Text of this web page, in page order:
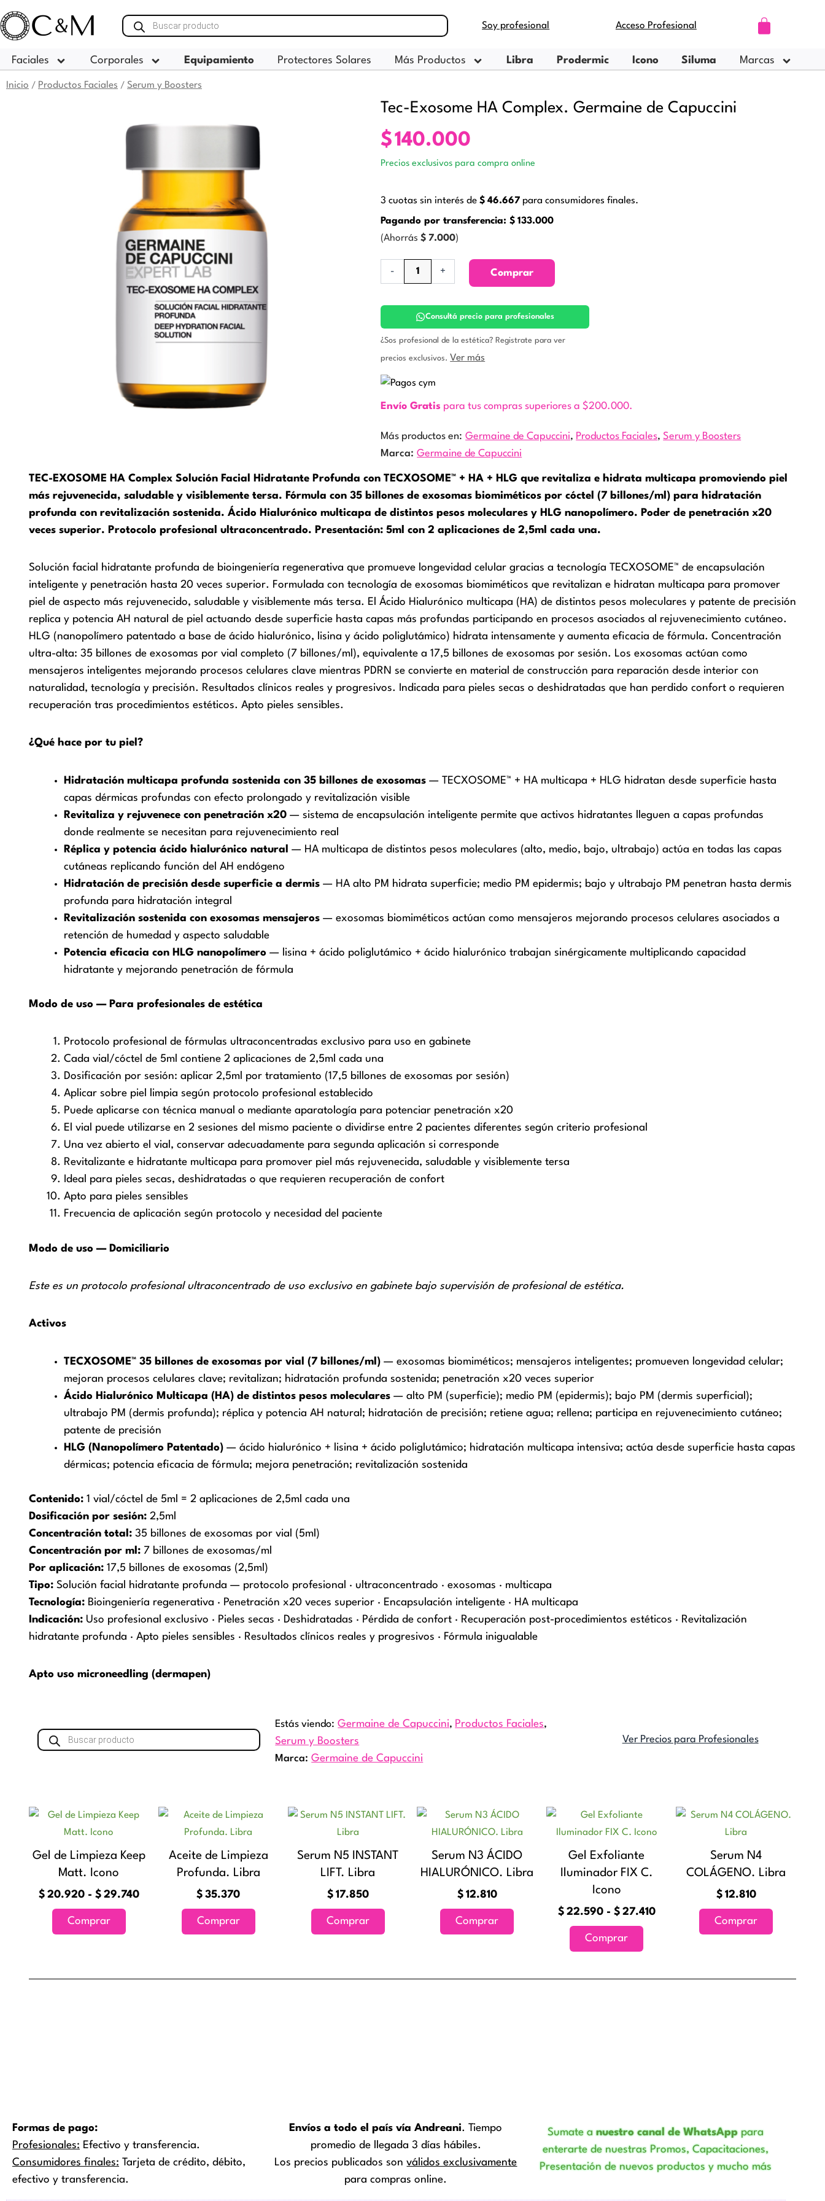
al
contenido
Búsqueda
de
Soy profesional Acceso Profesional Carrito
Faciales Corporales Equipamiento Protectores Solares Más Productos Libra Prodermic Icono Siluma Marcas
Inicio / Productos Faciales / Serum y Boosters
Tec-Exosome HA Complex. Germaine de Capuccini
$140.000
Precios exclusivos para compra online
3 cuotas sin interés de$ 46.667 para consumidores finales.
Pagando por transferencia:$ 133.000
(Ahorrás$ 7.000)
-
Exosome
Germaine
de
Capuccini
+ Comprar
Consultá precio para profesionales
¿Sos profesional de la estética? Registrate para ver
precios exclusivos. Ver más
Envío Gratis para tus compras superiores a $200.000.
Más productos en: Germaine de Capuccini, Productos Faciales,Serum y Boosters
Marca:Germaine de Capuccini
TEC-EXOSOME HA Complex Solución Facial Hidratante Profunda con TECXOSOME™ + HA + HLG que revitaliza e hidrata multicapa promoviendo piel
más rejuvenecida, saludable y visiblemente tersa. Fórmula con 35 billones de exosomas biomiméticos por cóctel (7 billones/ml) para hidratación
profunda con revitalización sostenida. Ácido Hialurónico multicapa de distintos pesos moleculares y HLG nanopolímero. Poder de penetración x20
veces superior. Protocolo profesional ultraconcentrado. Presentación: 5ml con 2 aplicaciones de 2,5ml cada una.
Solución facial hidratante profunda de bioingeniería regenerativa que promueve longevidad celular gracias a tecnología TECXOSOME™ de encapsulación
inteligente y penetración hasta 20 veces superior. Formulada con tecnología de exosomas biomiméticos que revitalizan e hidratan multicapa para promover
piel de aspecto más rejuvenecido, saludable y visiblemente más tersa. El Ácido Hialurónico multicapa (HA) de distintos pesos moleculares y patente de precisión
replica y potencia AH natural de piel actuando desde superficie hasta capas más profundas participando en procesos asociados al rejuvenecimiento cutáneo.
HLG (nanopolímero patentado a base de ácido hialurónico, lisina y ácido poliglutámico) hidrata intensamente y aumenta eficacia de fórmula. Concentración
ultra-alta: 35 billones de exosomas por vial completo (7 billones/ml), equivalente a 17,5 billones de exosomas por sesión. Los exosomas actúan como
mensajeros inteligentes mejorando procesos celulares clave mientras PDRN se convierte en material de construcción para reparación desde interior con
naturalidad, tecnología y precisión. Resultados clínicos reales y progresivos. Indicada para pieles secas o deshidratadas que han perdido confort o requieren
recuperación tras procedimientos estéticos. Apto pieles sensibles.
¿Qué hace por tu piel?
Hidratación multicapa profunda sostenida con 35 billones de exosomas — TECXOSOME™ + HA multicapa + HLG hidratan desde superficie hasta
capas dérmicas profundas con efecto prolongado y revitalización visible
Revitaliza y rejuvenece con penetración x20 — sistema de encapsulación inteligente permite que activos hidratantes lleguen a capas profundas
donde realmente se necesitan para rejuvenecimiento real
Réplica y potencia ácido hialurónico natural
— HA multicapa de distintos pesos moleculares (alto, medio, bajo, ultrabajo) actúa en todas las capas
cutáneas replicando función del AH endógeno
Hidratación de precisión desde superficie a dermis — HA alto PM hidrata superficie; medio PM epidermis; bajo y ultrabajo PM penetran hasta dermis
profunda para hidratación integral
Revitalización sostenida con exosomas mensajeros — exosomas biomiméticos actúan como mensajeros mejorando procesos celulares asociados a
retención de humedad y aspecto saludable
Potencia eficacia con HLG nanopolímero — lisina + ácido poliglutámico + ácido hialurónico trabajan sinérgicamente multiplicando capacidad
hidratante y mejorando penetración de fórmula
Modo de uso — Para profesionales de estética
Protocolo profesional de fórmulas ultraconcentradas exclusivo para uso en gabinete
Cada vial/cóctel de 5ml contiene 2 aplicaciones de 2,5ml cada una
Dosificación por sesión: aplicar 2,5ml por tratamiento (17,5 billones de exosomas por sesión)
Aplicar sobre piel limpia según protocolo profesional establecido
Puede aplicarse con técnica manual o mediante aparatología para potenciar penetración x20
El vial puede utilizarse en 2 sesiones del mismo paciente o dividirse entre 2 pacientes diferentes según criterio profesional
Una vez abierto el vial, conservar adecuadamente para segunda aplicación si corresponde
Revitalizante e hidratante multicapa para promover piel más rejuvenecida, saludable y visiblemente tersa
Ideal para pieles secas, deshidratadas o que requieren recuperación de confort
Apto para pieles sensibles
Frecuencia de aplicación según protocolo y necesidad del paciente
Modo de uso — Domiciliario
Este es un protocolo profesional ultraconcentrado de uso exclusivo en gabinete bajo supervisión de profesional de estética.
Activos
TECXOSOME™ 35 billones de exosomas por vial (7 billones/ml) — exosomas biomiméticos; mensajeros inteligentes; promueven longevidad celular;
mejoran procesos celulares clave; revitalizan; hidratación profunda sostenida; penetración x20 veces superior
Ácido Hialurónico Multicapa (HA) de distintos pesos moleculares — alto PM (superficie); medio PM (epidermis); bajo PM (dermis superficial);
ultrabajo PM (dermis profunda); réplica y potencia AH natural; hidratación de precisión; retiene agua; rellena; participa en rejuvenecimiento cutáneo;
patente de precisión
HLG (Nanopolímero Patentado) — ácido hialurónico + lisina + ácido poliglutámico; hidratación multicapa intensiva; actúa desde superficie hasta capas
dérmicas; potencia eficacia de fórmula; mejora penetración; revitalización sostenida
Contenido: 1 vial/cóctel de 5ml = 2 aplicaciones de 2,5ml cada una
Dosificación por sesión: 2,5ml
Concentración total: 35 billones de exosomas por vial (5ml)
Concentración por ml: 7 billones de exosomas/ml
Por aplicación: 17,5 billones de exosomas (2,5ml)
Tipo: Solución facial hidratante profunda — protocolo profesional · ultraconcentrado · exosomas · multicapa
Tecnología: Bioingeniería regenerativa · Penetración x20 veces superior · Encapsulación inteligente · HA multicapa
Indicación: Uso profesional exclusivo · Pieles secas · Deshidratadas · Pérdida de confort · Recuperación post-procedimientos estéticos · Revitalización
hidratante profunda · Apto pieles sensibles · Resultados clínicos reales y progresivos · Fórmula inigualable
Apto uso microneedling (dermapen)
Búsqueda
de
Estás viendo: Germaine de Capuccini, Productos Faciales,
Serum y Boosters
Marca:Germaine de Capuccini
Ver Precios para Profesionales
Gel de Limpieza Keep
Matt. Icono
$ 20.920 - $ 29.740
Rango
desde
$20.920
Comprar
Este
tiene
Las
se
Aceite de Limpieza
Profunda. Libra
$ 35.370
Comprar
Serum N5 INSTANT
LIFT. Libra
$ 17.850
Comprar
Serum N3 ÁCIDO
HIALURÓNICO. Libra
$ 12.810
Comprar
Gel Exfoliante
Iluminador FIX C.
Icono
$ 22.590 - $ 27.410
Rango
de
$22.590
Comprar
producto
múltiples
opciones
pueden
Serum N4
COLÁGENO. Libra
$ 12.810
Comprar
Formas de pago:
Profesionales: Efectivo y transferencia.
Consumidores finales: Tarjeta de crédito, débito,
efectivo y transferencia.
Envíos a todo el país vía Andreani. Tiempo
promedio de llegada 3 días hábiles.
Los precios publicados sonválidos exclusivamente
para compras online.
Sumate anuestro canal de WhatsApppara
enterarte de nuestras Promos, Capacitaciones,
Presentación de nuevos productos y mucho más